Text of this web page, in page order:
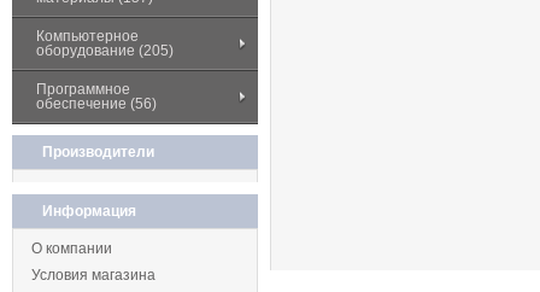
Компьютерное
оборудование (205)
Программное
обеспечение (56)
Производители
Информация
О компании
Условия магазина